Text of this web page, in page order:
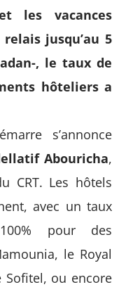
les vacances
jusqu’au 5
, le taux de
hôteliers a
s’annonce
Abouricha,
CRT. Les hôtels
avec un taux
pour des
le Royal
Sofitel, ou encore